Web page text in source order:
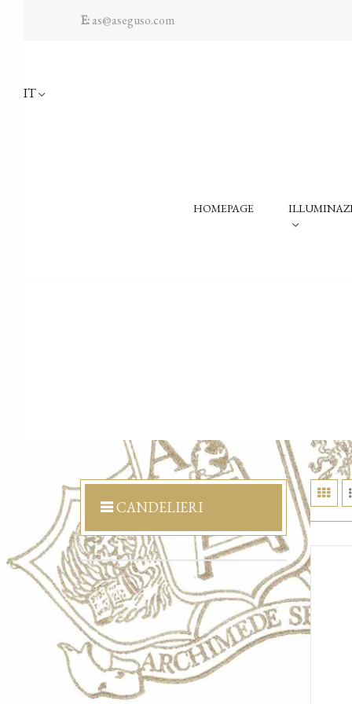
E:as@aseguso.com
IT
HOMEPAGE
CANDELIERI